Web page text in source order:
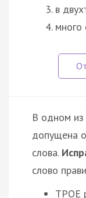
в
много
В одном
допущена
слова.
слово
ТРОЕ